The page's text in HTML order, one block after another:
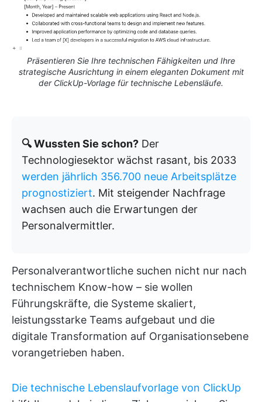
Präsentieren Sie Ihre technischen Fähigkeiten und Ihre
strategische Ausrichtung in einem eleganten Dokument mit
der ClickUp-Vorlage für technische Lebensläufe.
🔍 Wussten Sie schon? Der
Technologiesektor wächst rasant, bis 2033
werden jährlich 356.700 neue Arbeitsplätze
prognostiziert. Mit steigender Nachfrage
wachsen auch die Erwartungen der
Personalvermittler.
Personalverantwortliche suchen nicht nur nach
technischem Know-how – sie wollen
Führungskräfte, die Systeme skaliert,
leistungsstarke Teams aufgebaut und die
digitale Transformation auf Organisationsebene
vorangetrieben haben.
Die technische Lebenslaufvorlage von ClickUp